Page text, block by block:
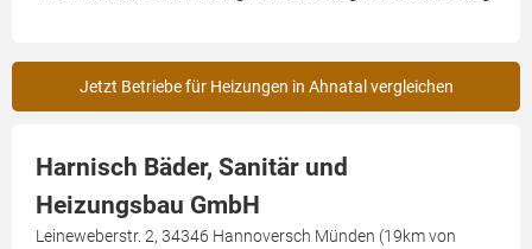
Jetzt Betriebe für Heizungen in Ahnatal vergleichen
Harnisch Bäder, Sanitär und
Heizungsbau GmbH
Leineweberstr. 2, 34346 Hannoversch Münden (19km von